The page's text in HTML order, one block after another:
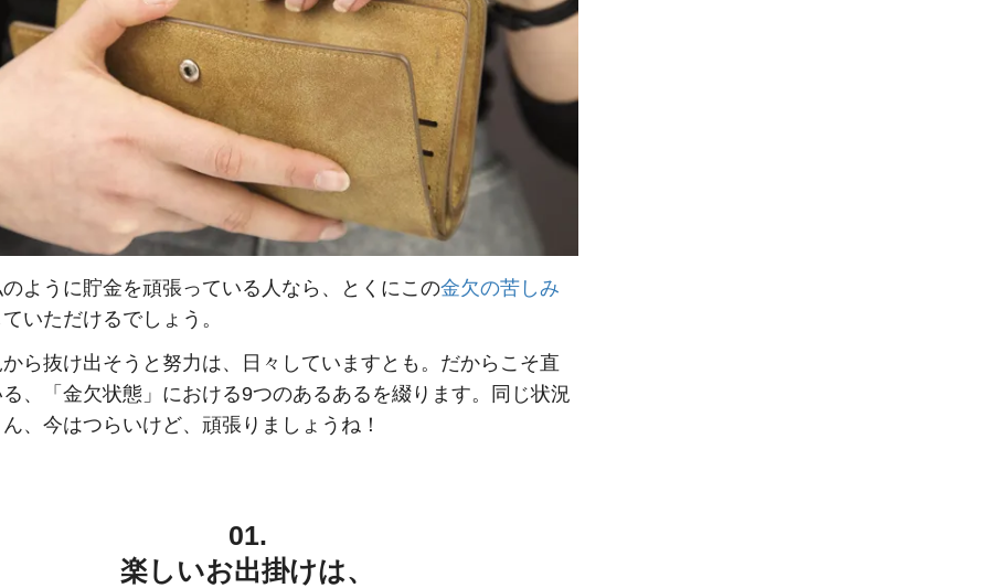
ように貯金を頑張っている人なら、とくにこの金欠の苦しみ
いただけるでしょう。
ら抜け出そうと努力は、日々していますとも。だからこそ直
、「金欠状態」における9つのあるあるを綴ります。同じ状況
、今はつらいけど、頑張りましょうね！
01.
楽しいお出掛けは、